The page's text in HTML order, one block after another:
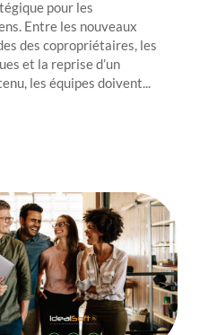
pour les
Entre les nouveaux
des copropriétaires, les
et la reprise d’un
les équipes doivent...